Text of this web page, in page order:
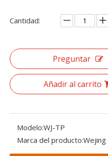
Cantidad:
Preguntar
Añadir al carrito
Modelo:WJ-TP
Marca del producto:Wejing